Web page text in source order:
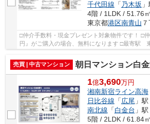
千代田線 「 乃木坂
4階 / 1LDK / 51.76㎡
東京都港区南青山
□仲介手数料・現金プレゼント対象物件です！ □
円』がご購入の場合、無料になります □最寄駅
売買 | 中古マンション
朝日マンション白金通り 仲介手数料無料＋70
1億3,690万円
湘南新宿ライン高海
日比谷線 「広尾」駅
南北線 「白金台 」
5階 / 2LDK / 61.84㎡